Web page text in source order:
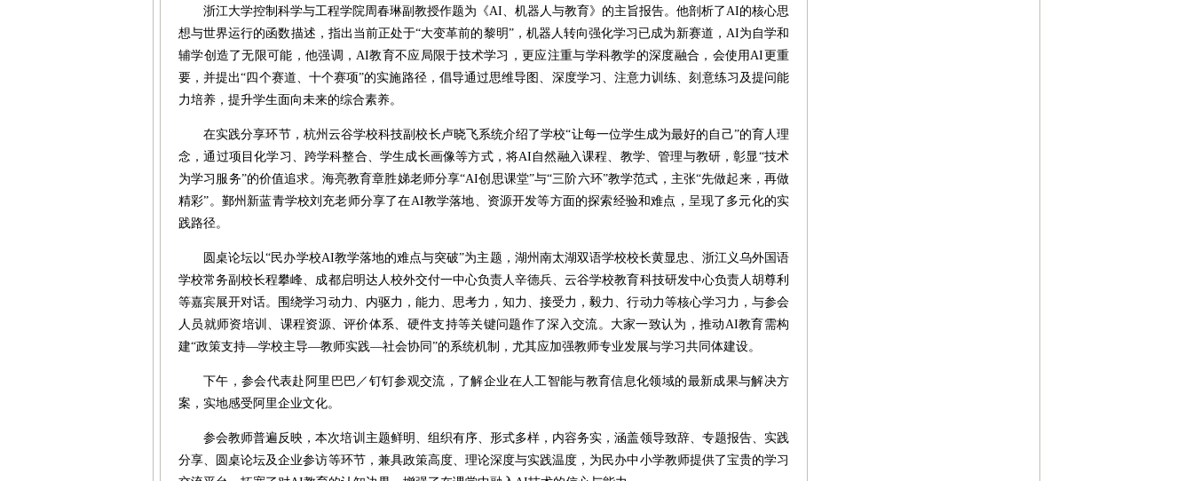
浙江大学控制科学与工程学院周春琳副教授作题为《AI、机器人与教育》的主旨报告。他剖析了AI的核心思
想与世界运行的函数描述，指出当前正处于“大变革前的黎明”，机器人转向强化学习已成为新赛道，AI为自学和
辅学创造了无限可能，他强调，AI教育不应局限于技术学习，更应注重与学科教学的深度融合，会使用AI更重
要，并提出“四个赛道、十个赛项”的实施路径，倡导通过思维导图、深度学习、注意力训练、刻意练习及提问能
力培养，提升学生面向未来的综合素养。
在实践分享环节，杭州云谷学校科技副校长卢晓飞系统介绍了学校“让每一位学生成为最好的自己”的育人理
念，通过项目化学习、跨学科整合、学生成长画像等方式，将AI自然融入课程、教学、管理与教研，彰显“技术
为学习服务”的价值追求。海亮教育章胜娣老师分享“AI创思课堂”与“三阶六环”教学范式，主张“先做起来，再做
精彩”。鄞州新蓝青学校刘充老师分享了在AI教学落地、资源开发等方面的探索经验和难点，呈现了多元化的实
践路径。
圆桌论坛以“民办学校AI教学落地的难点与突破”为主题，湖州南太湖双语学校校长黄显忠、浙江义乌外国语
学校常务副校长程攀峰、成都启明达人校外交付一中心负责人辛德兵、云谷学校教育科技研发中心负责人胡尊利
等嘉宾展开对话。围绕学习动力、内驱力，能力、思考力，知力、接受力，毅力、行动力等核心学习力，与参会
人员就师资培训、课程资源、评价体系、硬件支持等关键问题作了深入交流。大家一致认为，推动AI教育需构
建“政策支持—学校主导—教师实践—社会协同”的系统机制，尤其应加强教师专业发展与学习共同体建设。
下午，参会代表赴阿里巴巴／钉钉参观交流，了解企业在人工智能与教育信息化领域的最新成果与解决方
案，实地感受阿里企业文化。
参会教师普遍反映，本次培训主题鲜明、组织有序、形式多样，内容务实，涵盖领导致辞、专题报告、实践
分享、圆桌论坛及企业参访等环节，兼具政策高度、理论深度与实践温度，为民办中小学教师提供了宝贵的学习